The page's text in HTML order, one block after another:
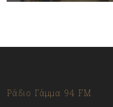
Ράδιο Γάμμα 94 FM